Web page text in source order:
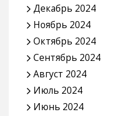
Декабрь 2024
Ноябрь 2024
Октябрь 2024
Сентябрь 2024
Август 2024
Июль 2024
Июнь 2024